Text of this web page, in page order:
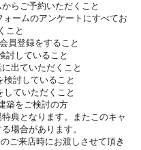
らご予約いただくこと
ームのアンケートにすべてお
こと
員登録をすること
討していること
出ていただくこと
討していること
ていただくこと
築をご検討の方
典となります。またこのキャ
場合があります。
ご来店時にお渡しさせて頂き